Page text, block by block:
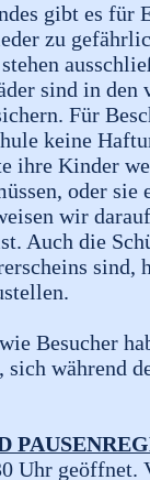
gibt es für
zu
sind in den
Für
keine
ihre Kinder
oder sie
wir
Auch die
sind,
Besucher
während
Uhr geöffnet.